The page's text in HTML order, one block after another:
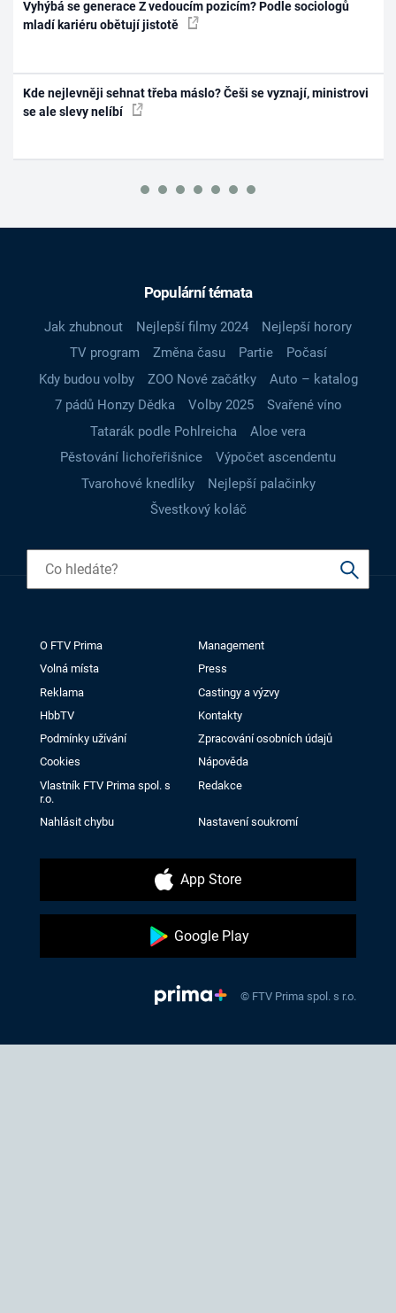
Vyhýbá se generace Z vedoucím pozicím? Podle sociologů
mladí kariéru obětují jistotě
Kde nejlevněji sehnat třeba máslo? Češi se vyznají, ministrovi
se ale slevy nelíbí
Populární témata
Jak zhubnout Nejlepší filmy 2024
Nejlepší horory
TV program
Změna času Partie
Počasí
Kdy budou volby
ZOO Nové začátky
Auto – katalog
7 pádů Honzy Dědka
Volby 2025
Svařené víno
Tatarák podle Pohlreicha
Aloe vera
Pěstování lichořeřišnice
Výpočet ascendentu
Tvarohové knedlíky
Nejlepší palačinky
Švestkový koláč
O FTV Prima
Management
Volná místa
Press
Reklama
Castingy a výzvy
HbbTV
Kontakty
Podmínky užívání
Zpracování osobních údajů
Cookies
Nápověda
Vlastník FTV Prima spol. s
r.o.
Redakce
Nahlásit chybu Nastavení soukromí
App Store
Google Play
© FTV Prima spol. s r.o.